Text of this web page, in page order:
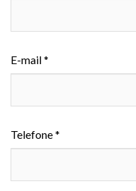
E-mail *
Telefone *